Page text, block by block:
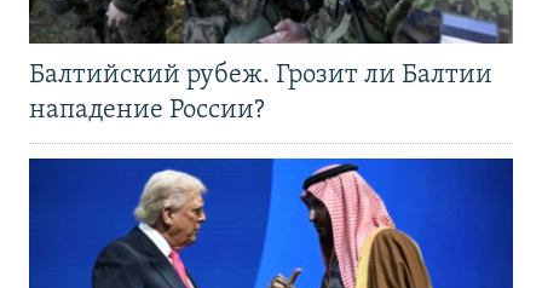
Балтийский рубеж. Грозит ли Балтии
нападение России?